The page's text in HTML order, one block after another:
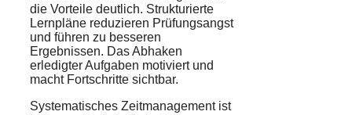
die Vorteile deutlich. Strukturierte
Lernpläne reduzieren Prüfungsangst
und führen zu besseren
Ergebnissen. Das Abhaken
erledigter Aufgaben motiviert und
macht Fortschritte sichtbar.
Systematisches Zeitmanagement ist